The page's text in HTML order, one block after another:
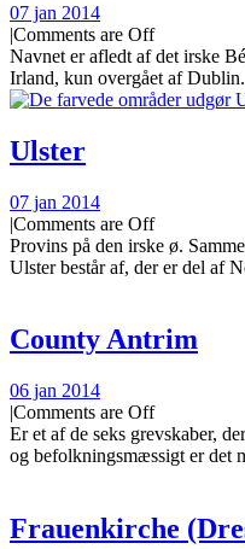
07 jan 2014
|Comments are Off
Navnet er afledt af det irske
Irland, kun overgået af
Ulster
07 jan 2014
|Comments are Off
Provins på den irske ø.
Ulster består af, der er del af
County Antrim
06 jan 2014
|Comments are Off
Er et af de seks grevskaber,
og befolkningsmæssigt er det
Frauenkirche